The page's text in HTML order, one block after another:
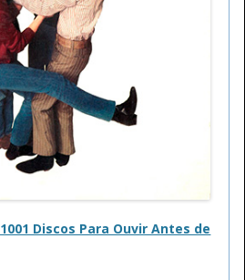
1001 Discos Para Ouvir Antes de